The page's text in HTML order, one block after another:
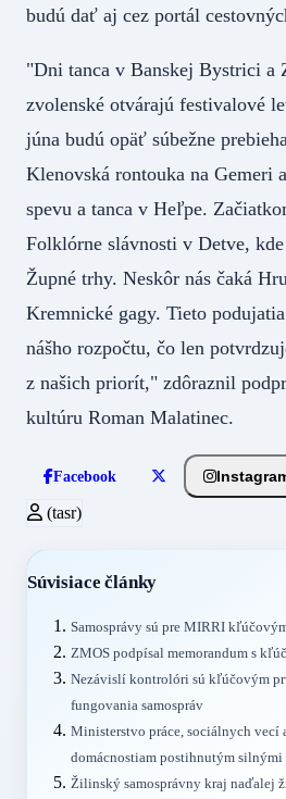
budú dať aj cez portál
"Dni tanca v Banskej Bystrici a
zvolenské otvárajú festivalové
júna budú opäť súbežne
Klenovská rontouka na Gemeri
spevu a tanca v Heľpe.
Folklórne slávnosti v Detve,
Župné trhy. Neskôr nás čaká
Kremnické gagy. Tieto
nášho rozpočtu, čo len
z našich priorít," zdôraznil
kultúru Roman Malatinec.
Facebook
(tasr)
Súvisiace články
Samosprávy sú pre MIRRI
ZMOS podpísal memorandum s
Nezávislí kontrolóri sú kľúčovým
fungovania samospráv
Ministerstvo práce, sociálnych vecí
domácnostiam postihnutým
Žilinský samosprávny kraj naďalej